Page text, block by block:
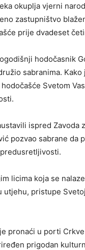
okuplja vjerni
zastupništvo
prije dvadeset
hodočasnik
sabranima. Kako
Svetom
ispred Zavoda
pozvao sabrane da
licima koja se
utjehu, pristupe
pronaći u porti
prigodan